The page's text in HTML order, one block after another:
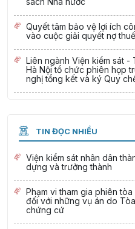
Quyết tâm bảo vệ lợi ích
vào cuộc giải quyết nợ
Liên ngành Viện kiểm sát -
Hà Nội tổ chức phiên họp
nghị tổng kết và ký Quy
TIN ĐỌC NHIỀU
Viện kiểm sát nhân dân
dựng và trưởng thành
Phạm vi tham gia phiên
đối với những vụ án do
chứng cứ